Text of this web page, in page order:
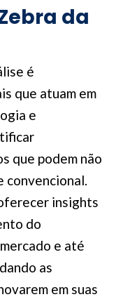
da
é
que atuam em
e
que podem não
convencional.
insights
do
e até
as
em suas